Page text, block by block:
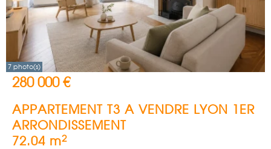
7 photo(s)
280 000 €
APPARTEMENT T3 A VENDRE LYON 1ER
ARRONDISSEMENT
72.04 m2